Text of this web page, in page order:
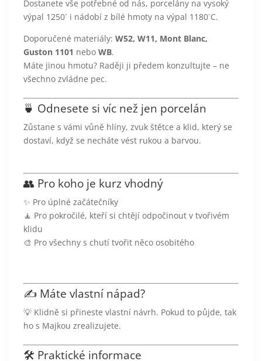
Dostanete vše potřebné od nás, porcelány na vysoký
výpal 1250´ i nádobí z bílé hmoty na výpal 1180´C.
Doporučené materiály: W52, W11, Mont Blanc,
Guston 1101 nebo WB.
Máte jinou hmotu? Raději ji předem konzultujte – ne
všechno zvládne pec.
🍵 Odnesete si víc než jen porcelán
Zůstane s vámi vůně hlíny, zvuk štětce a klid, který se
dostaví, když se necháte vést rukou a barvou.
👥 Pro koho je kurz vhodný
✨ Pro úplné začátečníky
🧘 Pro pokročilé, kteří si chtějí odpočinout v tvořivém
klidu
🎨 Pro všechny s chutí tvořit něco osobitého
✍️ Máte vlastní nápad?
💡 Klidně si přineste vlastní návrh. Pokud to půjde, tak
ho s Majkou zrealizujete.
🛠️ Praktické informace